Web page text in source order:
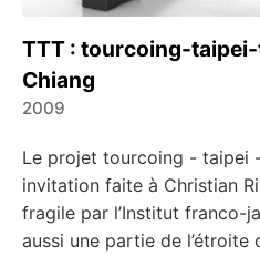
TTT : tourcoing-
Chiang
2009
Le projet tourcoing - taipei
invitation faite à Christian
fragile par l’Institut franco-
aussi une partie de